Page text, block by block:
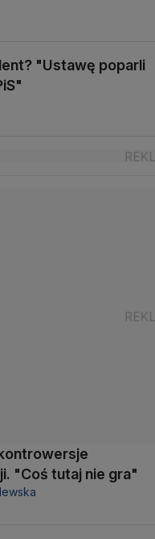
"Ustawę poparli
"Coś tutaj nie gra"